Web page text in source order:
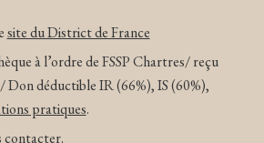
site du District de France
à l’ordre de FSSP Chartres/ reçu
Don déductible IR (66%), IS (60%),
pratiques.
contacter.